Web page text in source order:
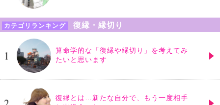
カテゴリランキング 復縁・縁切り
算命学的な「復縁や縁切り」を考えてみ
たいと思います
復縁とは…新たな自分で、もう一度相手